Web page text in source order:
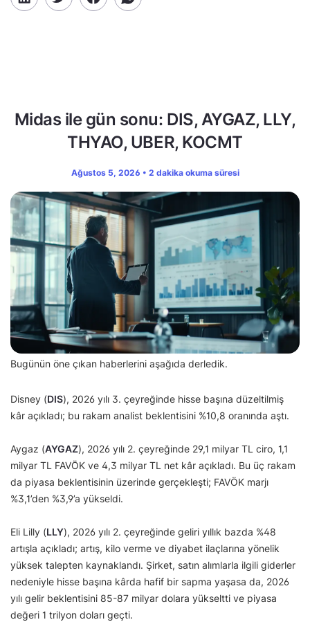
Midas ile gün sonu: DIS, AYGAZ, LLY,
THYAO, UBER, KOCMT
Ağustos 5, 2026 • 2 dakika okuma süresi
Bugünün öne çıkan haberlerini aşağıda derledik.
Disney (DIS), 2026 yılı 3. çeyreğinde hisse başına düzeltilmiş
kâr açıkladı; bu rakam analist beklentisini %10,8 oranında aştı.
Aygaz (AYGAZ), 2026 yılı 2. çeyreğinde 29,1 milyar TL ciro, 1,1
milyar TL FAVÖK ve 4,3 milyar TL net kâr açıkladı. Bu üç rakam
da piyasa beklentisinin üzerinde gerçekleşti; FAVÖK marjı
%3,1’den %3,9’a yükseldi.
Eli Lilly (LLY), 2026 yılı 2. çeyreğinde geliri yıllık bazda %48
artışla açıkladı; artış, kilo verme ve diyabet ilaçlarına yönelik
yüksek talepten kaynaklandı. Şirket, satın alımlarla ilgili giderler
nedeniyle hisse başına kârda hafif bir sapma yaşasa da, 2026
yılı gelir beklentisini 85-87 milyar dolara yükseltti ve piyasa
değeri 1 trilyon doları geçti.